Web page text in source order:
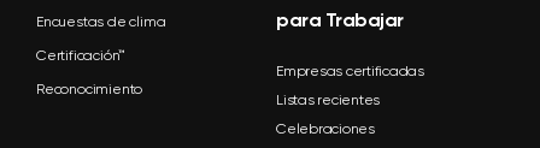
Encuestas de clima
Certificación™
Reconocimiento
para Trabajar
Empresas certificadas
Listas recientes
Celebraciones